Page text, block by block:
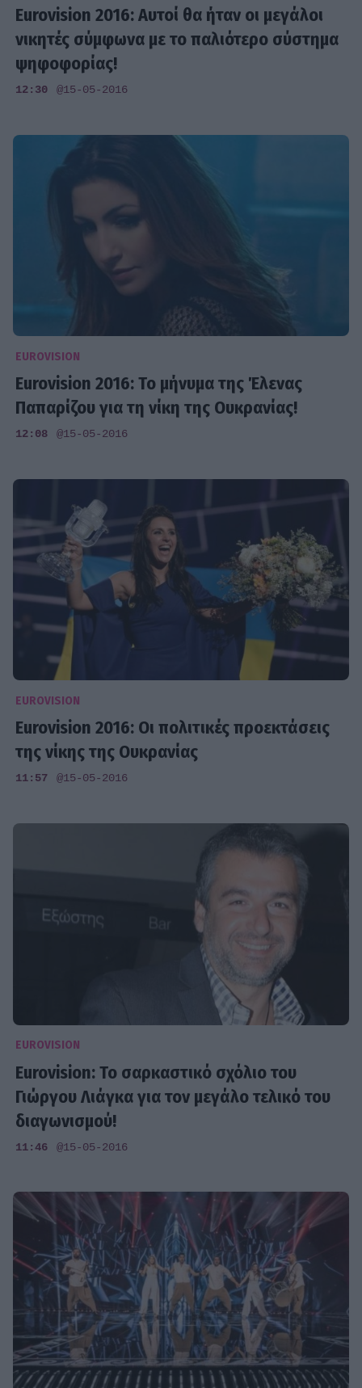
Eurovision 2016: Αυτοί θα ήταν οι μεγάλοι
νικητές σύμφωνα με το παλιότερο σύστημα
ψηφοφορίας!
12:30 @15-05-2016
EUROVISION
Eurovision 2016: Το μήνυμα της Έλενας
Παπαρίζου για τη νίκη της Ουκρανίας!
12:08 @15-05-2016
EUROVISION
Eurovision 2016: Οι πολιτικές προεκτάσεις
της νίκης της Ουκρανίας
11:57 @15-05-2016
EUROVISION
Eurovision: Το σαρκαστικό σχόλιο του
Γιώργου Λιάγκα για τον μεγάλο τελικό του
διαγωνισμού!
11:46 @15-05-2016